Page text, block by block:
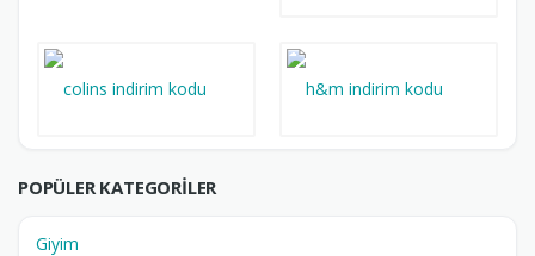
POPÜLER KATEGORILER
Giyim